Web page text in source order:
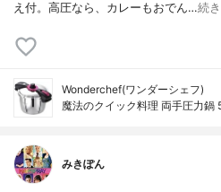
え付。高圧なら、カレーもおでん…続
Wonderchef(ワンダーシェフ)
魔法のクイック料理 両手圧力鍋
みきぽん